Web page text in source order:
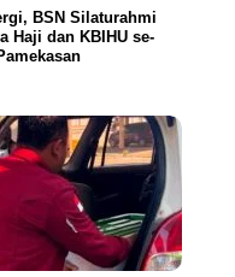
BSN Silaturahmi
Haji dan KBIHU se-